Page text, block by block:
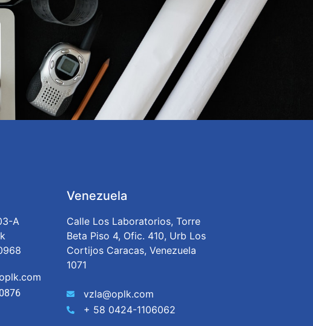
A
Venezuela
Calle Los Laboratorios, Torre
Beta Piso 4, Ofic. 410, Urb Los
Cortijos Caracas, Venezuela
1071
vzla@oplk.com
+ 58 0424-1106062